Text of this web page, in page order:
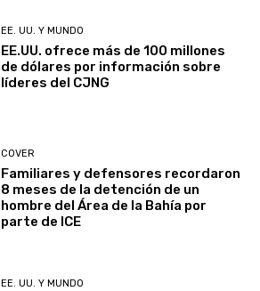
EE. UU. Y MUNDO
EE.UU. ofrece más de 100 millones
de dólares por información sobre
líderes del CJNG
COVER
Familiares y defensores recordaron
8 meses de la detención de un
hombre del Área de la Bahía por
parte de ICE
EE. UU. Y MUNDO